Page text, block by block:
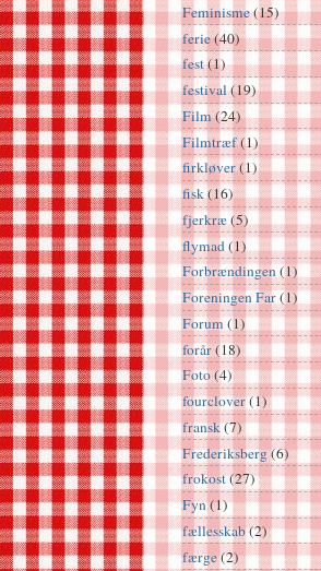
Feminisme(15)
ferie(40)
fest(1)
festival(19)
Film(24)
Filmtræf(1)
firkløver(1)
fisk(16)
fjerkræ(5)
flymad(1)
Forbrændingen(1)
Foreningen Far(1)
Forum(1)
forår(18)
Foto(4)
fourclover(1)
fransk(7)
Frederiksberg(6)
frokost(27)
Fyn(1)
fællesskab(2)
færge(2)